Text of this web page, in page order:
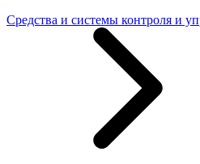
Средства и системы контроля и